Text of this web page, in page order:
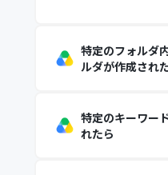
特定のフォルダ
ルダが作成され
特定のキーワー
れたら